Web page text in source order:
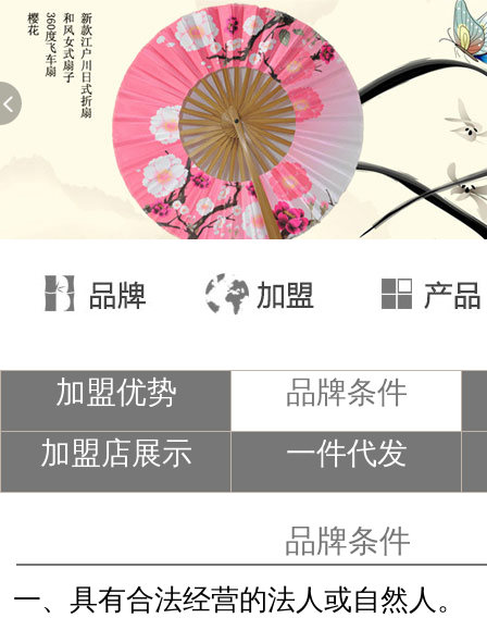
加盟优势
品牌条件
加盟店展示
一件代发
品牌条件
一、具有合法经营的法人或自然人。